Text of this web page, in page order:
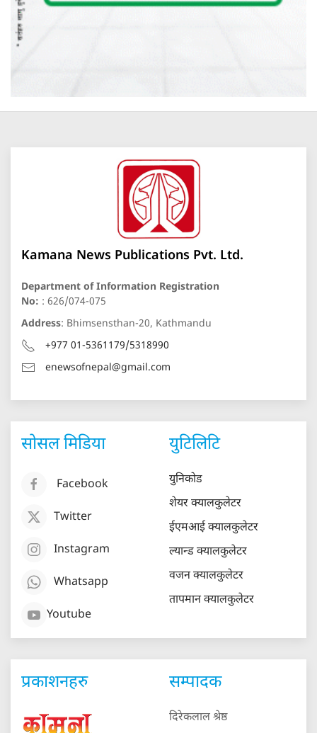
Kamana News Publications Pvt. Ltd.
Department of Information Registration
No: : 626/074-075
Address: Bhimsensthan-20, Kathmandu
+977 01-5361179/5318990
enewsofnepal@gmail.com
सोसल मिडिया
Facebook
Twitter
Instagram
Whatsapp
Youtube
युटिलिटि
युनिकोड
शेयर क्यालकुलेटर
ईएमआई क्यालकुलेटर
ल्यान्ड क्यालकुलेटर
वजन क्यालकुलेटर
तापमान क्यालकुलेटर
प्रकाशनहरु सम्पादक
दिरेकलाल श्रेष्ठ